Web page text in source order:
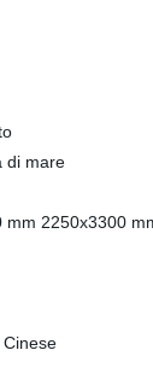
di mare
mm 2250x3300